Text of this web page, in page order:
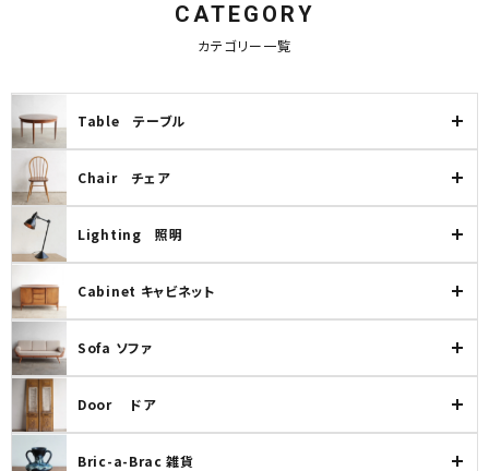
CATEGORY
カテゴリー一覧
Table テーブル
Chair チェア
Lighting 照明
Cabinet キャビネット
Sofa ソファ
Door ドア
Bric-a-Brac 雑貨